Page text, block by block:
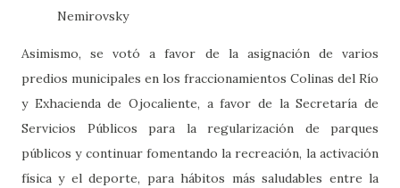
Nemirovsky
Asimismo, se votó a favor de la asignación de varios
predios municipales en los fraccionamientos Colinas del Río
y Exhacienda de Ojocaliente, a favor de la Secretaría de
Servicios Públicos para la regularización de parques
públicos y continuar fomentando la recreación, la activación
física y el deporte, para hábitos más saludables entre la